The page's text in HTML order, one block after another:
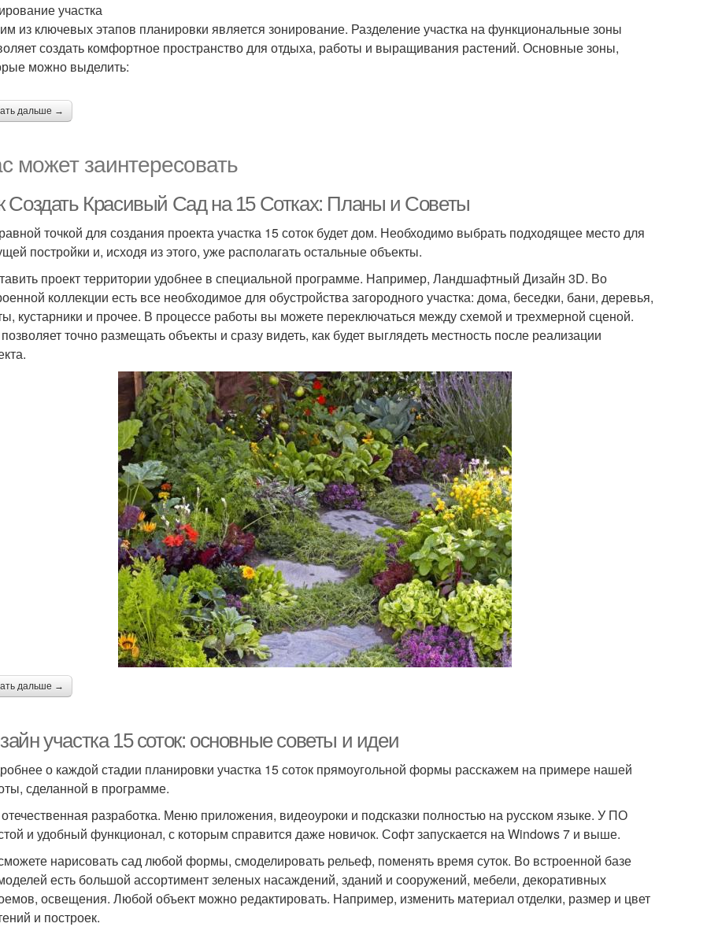
участка
из ключевых этапов планировки является зонирование. Разделение участка на функциональные зоны
создать комфортное пространство для отдыха, работы и выращивания растений. Основные зоны,
можно выделить:
дальше →
может заинтересовать
Создать Красивый Сад на 15 Сотках: Планы и Советы
точкой для создания проекта участка 15 соток будет дом. Необходимо выбрать подходящее место для
постройки и, исходя из этого, уже располагать остальные объекты.
проект территории удобнее в специальной программе. Например, Ландшафтный Дизайн 3D. Во
коллекции есть все необходимое для обустройства загородного участка: дома, беседки, бани, деревья,
кустарники и прочее. В процессе работы вы можете переключаться между схемой и трехмерной сценой.
точно размещать объекты и сразу видеть, как будет выглядеть местность после реализации
дальше →
участка 15 соток: основные советы и идеи
о каждой стадии планировки участка 15 соток прямоугольной формы расскажем на примере нашей
сделанной в программе.
разработка. Меню приложения, видеоуроки и подсказки полностью на русском языке. У ПО
и удобный функционал, с которым справится даже новичок. Софт запускается на Windows 7 и выше.
нарисовать сад любой формы, смоделировать рельеф, поменять время суток. Во встроенной базе
есть большой ассортимент зеленых насаждений, зданий и сооружений, мебели, декоративных
освещения. Любой объект можно редактировать. Например, изменить материал отделки, размер и цвет
и построек.